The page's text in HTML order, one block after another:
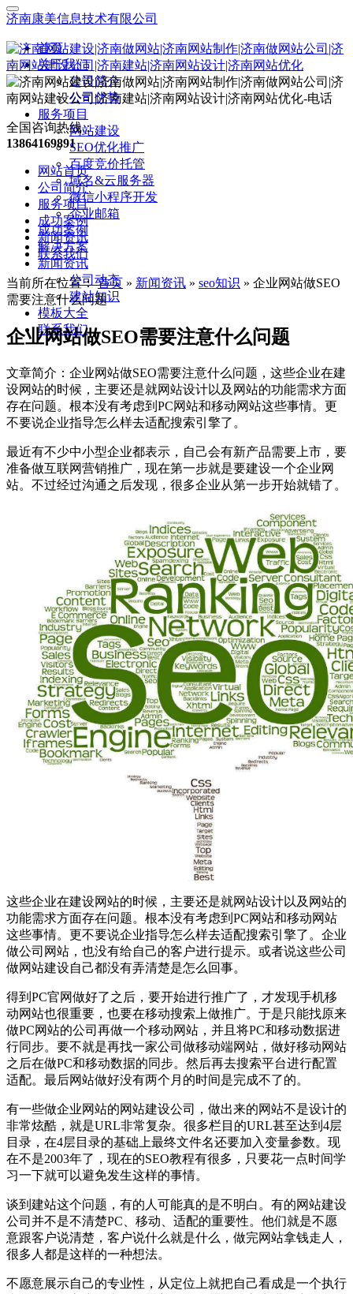
济南康美信息技术有限公司
首页
关于我们
公司简介
公司优势
服务项目
网站建设
SEO优化推广
百度竞价托管
域名&云服务器
微信小程序开发
企业邮箱
成功案例
解决方案
新闻资讯
公司动态
建站知识
模板大全
联系我们
全国咨询热线：
13864169891
网站首页
公司简介
服务项目
成功案例
新闻资讯
联系我们
当前所在位置：首页 » 新闻资讯 » seo知识 » 企业网站做SEO
需要注意什么问题
企业网站做SEO需要注意什么问题
文章简介： 企业网站做SEO需要注意什么问题，这些企业在建
设网站的时候，主要还是就网站设计以及网站的功能需求方面
存在问题。根本没有考虑到PC网站和移动网站这些事情。更
不要说企业指导怎么样去适配搜索引擎了。
最近有不少中小型企业都表示，自己会有新产品需要上市，要
准备做互联网营销推广，现在第一步就是要建设一个企业网
站。不过经过沟通之后发现，很多企业从第一步开始就错了。
这些企业在建设网站的时候，主要还是就网站设计以及网站的
功能需求方面存在问题。根本没有考虑到PC网站和移动网站
这些事情。更不要说企业指导怎么样去适配搜索引擎了。企业
做公司网站，也没有给自己的客户进行提示。或者说这些公司
做网站建设自己都没有弄清楚是怎么回事。
得到PC官网做好了之后，要开始进行推广了，才发现手机移
动网站也很重要，也要在移动搜索上做推广。于是只能找原来
做PC网站的公司再做一个移动网站，并且将PC和移动数据进
行同步。要不就是再找一家公司做移动端网站，做好移动网站
之后在做PC和移动数据的同步。然后再去搜索平台进行配置
适配。最后网站做好没有两个月的时间是完成不了的。
有一些做企业网站的网站建设公司，做出来的网站不是设计的
非常炫酷，就是URL非常复杂。很多栏目的URL甚至达到4层
目录，在4层目录的基础上最终文件名还要加入变量参数。现
在不是2003年了，现在的SEO教程有很多，只要花一点时间学
习一下就可以避免发生这样的事情。
谈到建站这个问题，有的人可能真的是不明白。有的网站建设
公司并不是不清楚PC、移动、适配的重要性。他们就是不愿
意跟客户说清楚，客户说什么就是什么，做完网站拿钱走人，
很多人都是这样的一种想法。
不愿意展示自己的专业性，从定位上就把自己看成是一个执行